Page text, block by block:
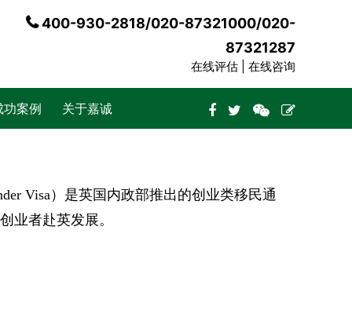
400-930-2818/020-87321000/020-
87321287
在线评估 | 在线咨询
功案例 关于嘉诚
Visa）是英国内政部推出的创业类移民通
业者赴英发展。